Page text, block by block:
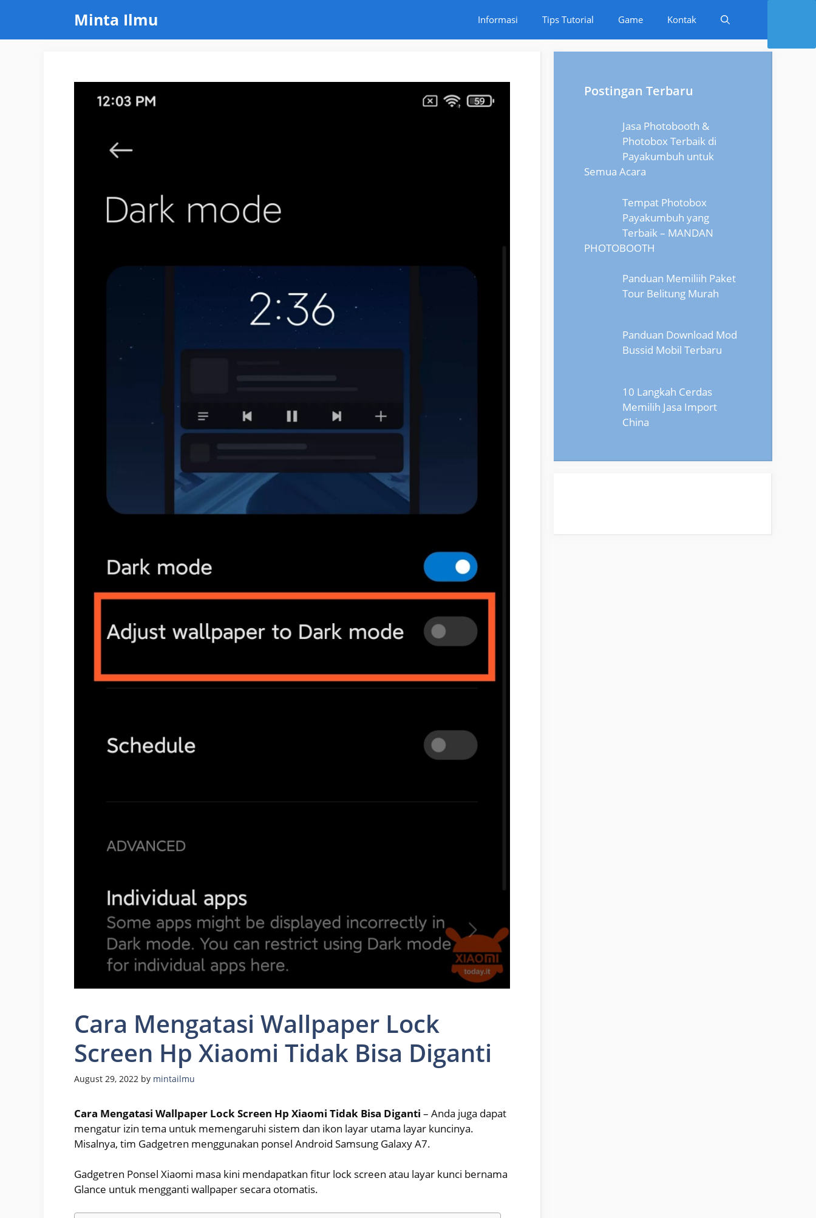
content
Minta Ilmu Informasi Tips Tutorial Game Kontak
Cara Mengatasi Wallpaper Lock
Screen Hp Xiaomi Tidak Bisa Diganti
August 29, 2022 by mintailmu
Cara Mengatasi Wallpaper Lock Screen Hp Xiaomi Tidak Bisa Diganti – Anda juga dapat
mengatur izin tema untuk memengaruhi sistem dan ikon layar utama layar kuncinya.
Misalnya, tim Gadgetren menggunakan ponsel Android Samsung Galaxy A7.
Gadgetren Ponsel Xiaomi masa kini mendapatkan fitur lock screen atau layar kunci bernama
Glance untuk mengganti wallpaper secara otomatis.
Postingan Terbaru
Jasa Photobooth &
Photobox Terbaik di
Payakumbuh untuk
Semua Acara
Tempat Photobox
Payakumbuh yang
Terbaik – MANDAN
PHOTOBOOTH
Panduan Memiliih Paket
Tour Belitung Murah
Panduan Download Mod
Bussid Mobil Terbaru
10 Langkah Cerdas
Memilih Jasa Import
China